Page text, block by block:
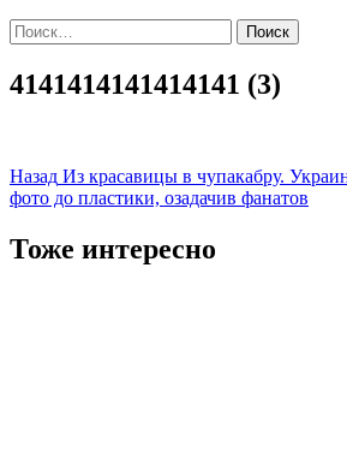
Найти:
4141414141414141 (3)
Навигация
записи
Назад Из красавицы в чупакабру.
фото до пластики, озадачив фанатов
Тоже интересно